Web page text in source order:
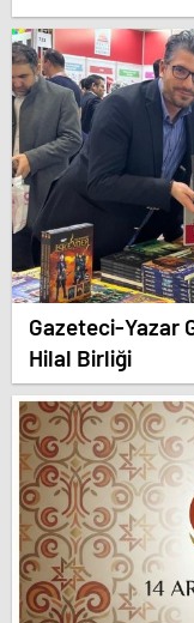
Gazeteci-Yazar
Hilal Birliği